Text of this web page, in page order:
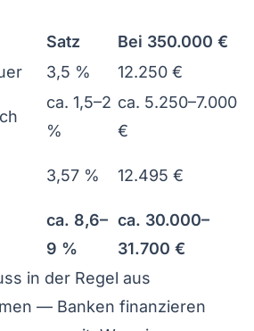
Satz
Bei 350.000 €
3,5 % 12.250 €
ca. 1,5–2
%
ca. 5.250–7.000
€
3,57 % 12.495 €
ca. 8,6–
9 %
ca. 30.000–
31.700 €
in der Regel aus
— Banken finanzieren